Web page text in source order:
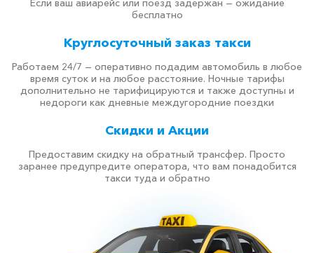
Если ваш авиарейс или поезд задержан — ожидание
бесплатно
Круглосуточный заказ такси
Работаем 24/7 — оперативно подадим автомобиль в любое
время суток и на любое расстояние. Ночные тарифы
дополнительно не тарифицируются и также доступны и
недороги как дневные междугородние поездки
Скидки и Акции
Предоставим скидку на обратный трансфер. Просто
заранее предупредите оператора, что вам понадобится
такси туда и обратно